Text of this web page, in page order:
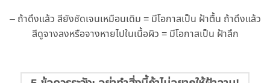
– ถ้าดึงแล้ว สียังชัดเจนเหมือนเดิม = มีโอกาสเป็น ฝ้าตื้น ถ้าดึงแล้ว
สีดูจางลงหรือจางหายไปในเนื้อผิว = มีโอกาสเป็น ฝ้าลึก